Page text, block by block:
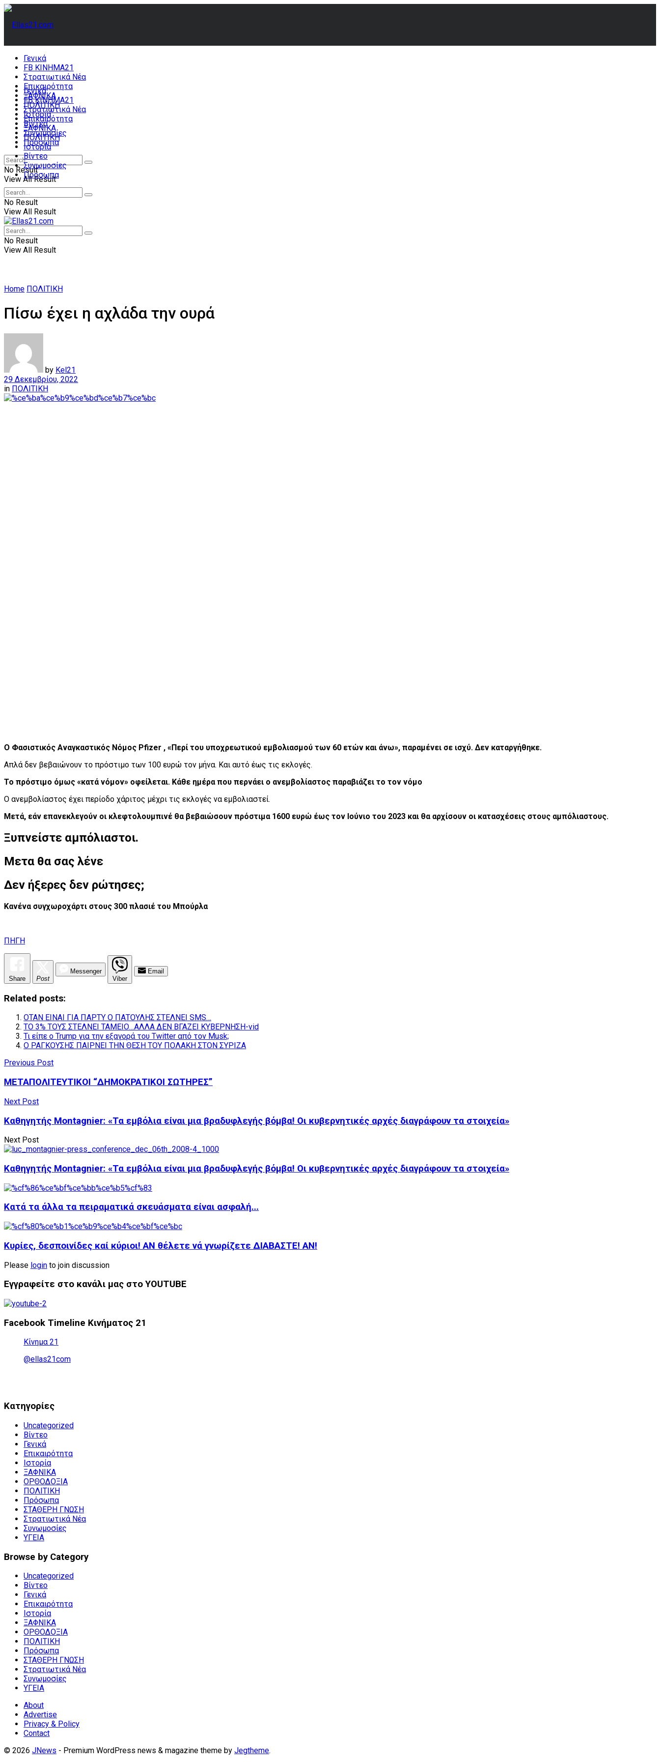
Γενικά
FB ΚΙΝΗΜΑ21
Στρατιωτικά Νέα
Επικαιρότητα
ΞΑΦΝΙΚΑ
ΠΟΛΙΤΙΚΗ
Ιστορία
Βίντεο
Συνωμοσίες
Πρόσωπα
No Result
View All Result
Γενικά
FB ΚΙΝΗΜΑ21
Στρατιωτικά Νέα
Επικαιρότητα
ΞΑΦΝΙΚΑ
ΠΟΛΙΤΙΚΗ
Ιστορία
Βίντεο
Συνωμοσίες
Πρόσωπα
No Result
View All Result
No Result
View All Result
Home ΠΟΛΙΤΙΚΗ
Πίσω έχει η αχλάδα την ουρά
by Kel21
29 Δεκεμβρίου, 2022
in ΠΟΛΙΤΙΚΗ
Ο Φασιστικός Αναγκαστικός Νόμος Pfizer , «Περί του υποχρεωτικού εμβολιασμού των 60 ετών και άνω», παραμένει σε ισχύ. Δεν καταργήθηκε.
Απλά δεν βεβαιώνουν το πρόστιμο των 100 ευρώ τον μήνα. Και αυτό έως τις εκλογές.
Το πρόστιμο όμως «κατά νόμον» οφείλεται. Κάθε ημέρα που περνάει ο ανεμβολίαστος παραβιάζει το τον νόμο
Ο ανεμβολίαστος έχει περίοδο χάριτος μέχρι τις εκλογές να εμβολιαστεί.
Μετά, εάν επανεκλεγούν οι κλεφτολουμπινέ θα βεβαιώσουν πρόστιμα 1600 ευρώ έως τον Ιούνιο του 2023 και θα αρχίσουν οι κατασχέσεις στους αμπόλιαστους.
Ξυπνείστε αμπόλιαστοι.
Μετα θα σας λένε
Δεν ήξερες δεν ρώτησες;
Κανένα συγχωροχάρτι στους 300 πλασιέ του Μπούρλα
ΠΗΓΗ
Share Post
Messenger
Viber
Email
Related posts:
ΟΤΑΝ ΕΙΝΑΙ ΓΙΑ ΠΑΡΤΥ Ο ΠΑΤΟΥΛΗΣ ΣΤΕΛΝΕΙ SMS…
ΤΟ 3% ΤΟΥΣ ΣΤΕΛΝΕΙ ΤΑΜΕΙΟ…ΑΛΛΑ ΔΕΝ ΒΓΑΖΕΙ ΚΥΒΕΡΝΗΣΗ-vid
Τι είπε ο Trump για την εξαγορά του Twitter από τον Musk;
Ο ΡΑΓΚΟΥΣΗΣ ΠΑΙΡΝΕΙ ΤΗΝ ΘΕΣΗ ΤΟΥ ΠΟΛΑΚΗ ΣΤΟΝ ΣΥΡΙΖΑ
Previous Post
ΜΕΤΑΠΟΛΙΤΕΥΤΙΚΟΙ “ΔΗΜΟΚΡΑΤΙΚΟΙ ΣΩΤΗΡΕΣ”
Next Post
Kαθηγητής Montagnier: «Τα εμβόλια είναι μια βραδυφλεγής βόμβα! Οι κυβερνητικές αρχές διαγράφουν τα στοιχεία»
Next Post
Kαθηγητής Montagnier: «Τα εμβόλια είναι μια βραδυφλεγής βόμβα! Οι κυβερνητικές αρχές διαγράφουν τα στοιχεία»
Κατά τα άλλα τα πειραματικά σκευάσματα είναι ασφαλή...
Κυρίες, δεσποινίδες καί κύριοι! ΑΝ θέλετε νά γνωρίζετε ΔΙΑΒΑΣΤΕ! ΑΝ!
Please login to join discussion
Εγγραφείτε στο κανάλι μας στο YOUTUBE
Facebook Timeline Κινήματος 21
Κίνημα 21
@ellas21com
Kατηγορίες
Uncategorized
Βίντεο
Γενικά
Επικαιρότητα
Ιστορία
ΞΑΦΝΙΚΑ
ΟΡΘΟΔΟΞΙΑ
ΠΟΛΙΤΙΚΗ
Πρόσωπα
ΣΤΑΘΕΡΗ ΓΝΩΣΗ
Στρατιωτικά Νέα
Συνωμοσίες
ΥΓΕΙΑ
Browse by Category
Uncategorized
Βίντεο
Γενικά
Επικαιρότητα
Ιστορία
ΞΑΦΝΙΚΑ
ΟΡΘΟΔΟΞΙΑ
ΠΟΛΙΤΙΚΗ
Πρόσωπα
ΣΤΑΘΕΡΗ ΓΝΩΣΗ
Στρατιωτικά Νέα
Συνωμοσίες
ΥΓΕΙΑ
About
Advertise
Privacy & Policy
Contact
© 2026 JNews - Premium WordPress news & magazine theme by Jegtheme.